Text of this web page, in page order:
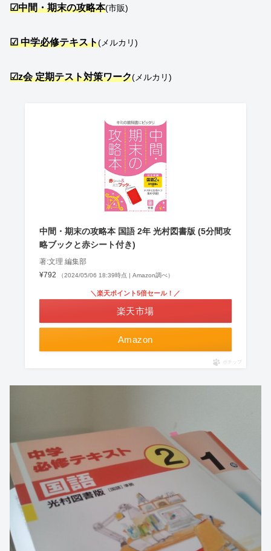
☑中間・期末の攻略本(市販)
☑ 中学必修テキスト(メルカリ)
☑z会 定期テスト対策ワーク(メルカリ)
中間・期末の攻略本 国語 2年 光村図書版 (5分間攻
略ブックと赤シート付き)
著:文理 編集部
¥792
（2024/05/06 18:39時点 | Amazon調べ）
Amazon
＼楽天ポイント5倍セール！／
楽天市場
ポチップ